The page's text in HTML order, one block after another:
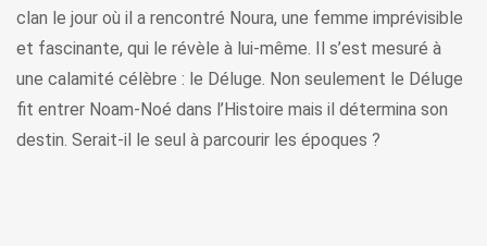
clan le jour où il a rencontré Noura, une femme imprévisible
et fascinante, qui le révèle à lui-même. Il s’est mesuré à
une calamité célèbre : le Déluge. Non seulement le Déluge
fit entrer Noam-Noé dans l’Histoire mais il détermina son
destin. Serait-il le seul à parcourir les époques ?